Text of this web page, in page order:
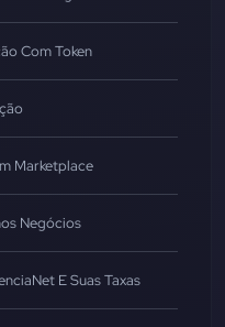
Com Token
Marketplace
Negócios
E Suas Taxas